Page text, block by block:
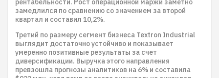
рентабельности. Рост операционной маржи заметно
замедлился по сравнению со значением за второй
квартал и составил 10,2%.
Третий по размеру сегмент бизнеса Textron Industrial
выглядит достаточно устойчиво и показывает
умеренно позитивные результаты за счет
диверсификации. Выручка этого направления
превзошла прогнозы аналитиков на 6% и составила